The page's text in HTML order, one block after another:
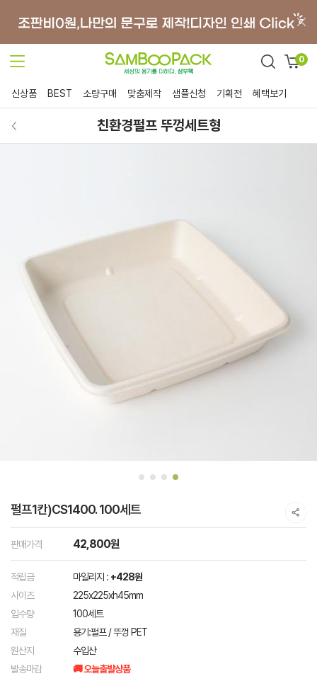
0
신상품 BEST 소량구매 맞춤제작 샘플신청 기획전 혜택보기
친환경펄프 뚜껑세트형
펄프1칸)CS1400. 100세트
판매가격 42,800원
적립금 마일리지 : +428원
사이즈
225x225xh45mm
입수량
100세트
재질
용기:펄프 / 뚜껑 PET
원산지
수입산
발송마감
🚚 오늘출발상품